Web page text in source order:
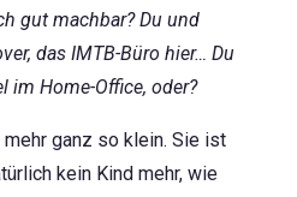
gut machbar? Du und
das IMTB-Büro hier… Du
im Home-Office, oder?
ganz so klein. Sie ist
kein Kind mehr, wie